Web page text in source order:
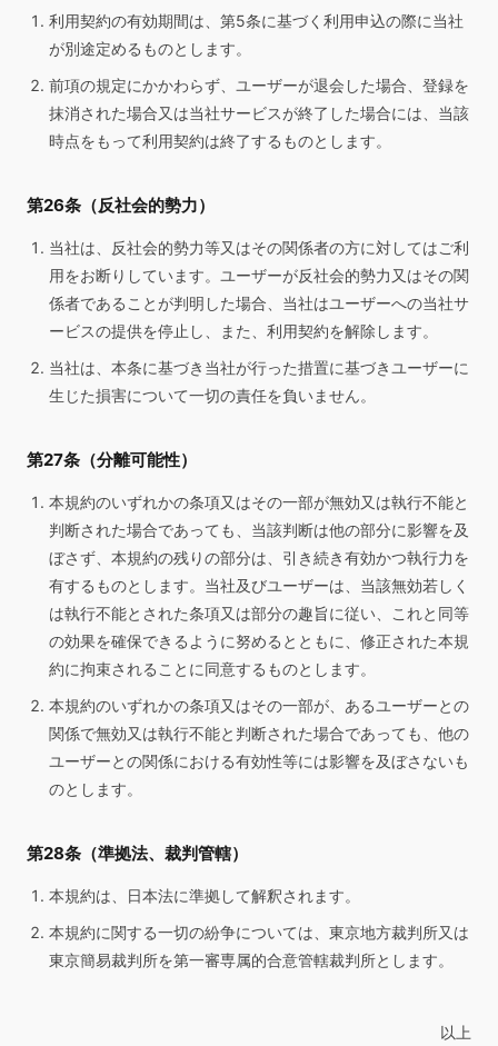
利用契約の有効期間は、第5条に基づく利用申込の際に当社
が別途定めるものとします。
前項の規定にかかわらず、ユーザーが退会した場合、登録を
抹消された場合又は当社サービスが終了した場合には、当該
時点をもって利用契約は終了するものとします。
第26条（反社会的勢力）
当社は、反社会的勢力等又はその関係者の方に対してはご利
用をお断りしています。ユーザーが反社会的勢力又はその関
係者であることが判明した場合、当社はユーザーへの当社サ
ービスの提供を停止し、また、利用契約を解除します。
当社は、本条に基づき当社が行った措置に基づきユーザーに
生じた損害について一切の責任を負いません。
第27条（分離可能性）
本規約のいずれかの条項又はその一部が無効又は執行不能と
判断された場合であっても、当該判断は他の部分に影響を及
ぼさず、本規約の残りの部分は、引き続き有効かつ執行力を
有するものとします。当社及びユーザーは、当該無効若しく
は執行不能とされた条項又は部分の趣旨に従い、これと同等
の効果を確保できるように努めるとともに、修正された本規
約に拘束されることに同意するものとします。
本規約のいずれかの条項又はその一部が、あるユーザーとの
関係で無効又は執行不能と判断された場合であっても、他の
ユーザーとの関係における有効性等には影響を及ぼさないも
のとします。
第28条（準拠法、裁判管轄）
本規約は、日本法に準拠して解釈されます。
本規約に関する一切の紛争については、東京地方裁判所又は
東京簡易裁判所を第一審専属的合意管轄裁判所とします。
以上